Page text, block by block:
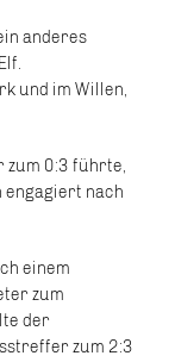
anderes
und im Willen,
zum 0:3 führte,
engagiert nach
einem
zum
der
zum 2:3